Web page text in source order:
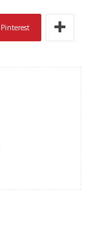
Pinterest